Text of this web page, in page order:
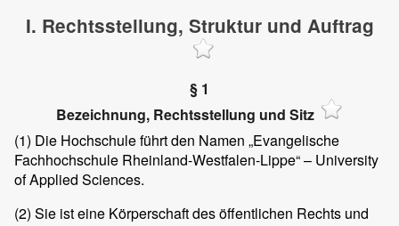
I. Rechtsstellung, Struktur und Auftrag
§ 1
Bezeichnung, Rechtsstellung und Sitz
(1) Die Hochschule führt den Namen „Evangelische
Fachhochschule Rheinland-Westfalen-Lippe“ – University
of Applied Sciences.
(2) Sie ist eine Körperschaft des öffentlichen Rechts und